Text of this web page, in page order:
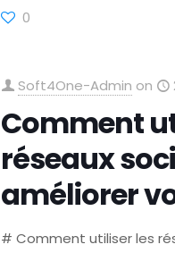
0
Soft4One-Admin on
Comment
réseaux
améliorer
# Comment utiliser les